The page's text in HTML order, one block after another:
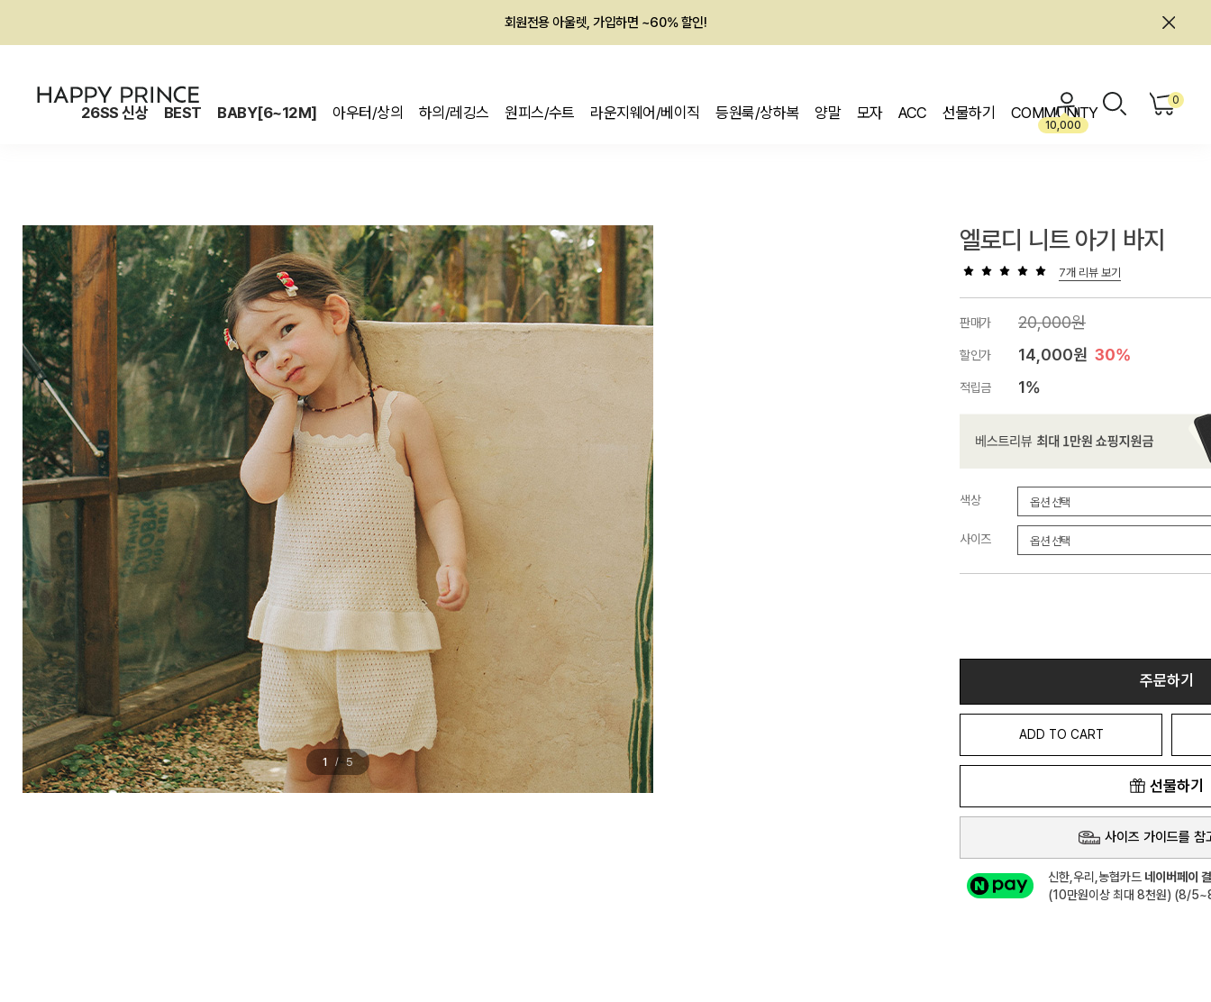
회원전용 아울렛, 가입하면 ~60% 할인!
26SS 신상 BEST BABY[6~12M] 아우터/상의 하의/레깅스 원피스/수트 라운지웨어/베이직 등원룩/상하복 양말 모자 ACC 선물하기 COMMUNITY
10,000
0
1 / 5
엘로디 니트 아기 바지
7개 리뷰 보기
판매가 20,000원
할인가 14,000원 30%
적립금 1%
색상
사이즈
주문하기
ADD TO CART
선물하기
사이즈 가이드를 참
신한,우리,농협카드 네이버페이
(10만원이상 최대 8천원) (8/